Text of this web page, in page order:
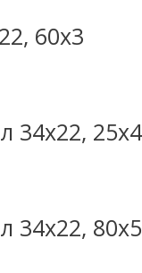
60х3
34х22, 25х4
34х22, 80х5